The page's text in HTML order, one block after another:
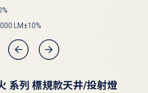
LM±10%
系列 標規款天井/投射燈